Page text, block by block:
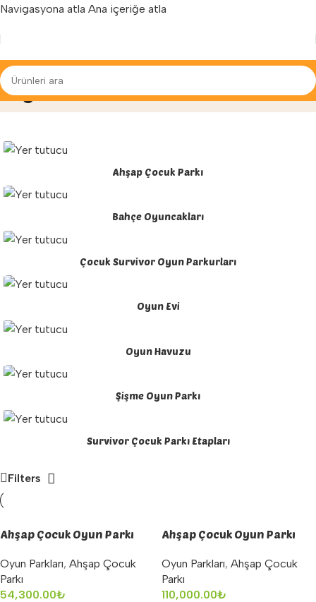
Navigasyona atla Ana içeriğe atla
Oyun ParklarıAna Sayfa»Oyun Parkları
Ahşap Çocuk Parkı
Bahçe Oyuncakları
Çocuk Survivor Oyun Parkurları
Oyun Evi
Oyun Havuzu
Şişme Oyun Parkı
Survivor Çocuk Parkı Etapları
Filters
Ahşap Çocuk Oyun Parkı
Oyun Parkları, Ahşap Çocuk
Parkı
54,300.00₺
Ahşap Çocuk Oyun Parkı
Oyun Parkları, Ahşap Çocuk
Parkı
110,000.00₺